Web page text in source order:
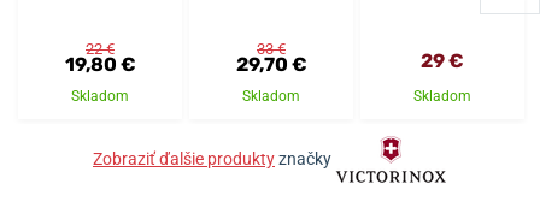
22 €
19,80 €
Skladom
33 €
29,70 €
Skladom
29 €
Skladom
Zobraziť ďalšie produktyznačky